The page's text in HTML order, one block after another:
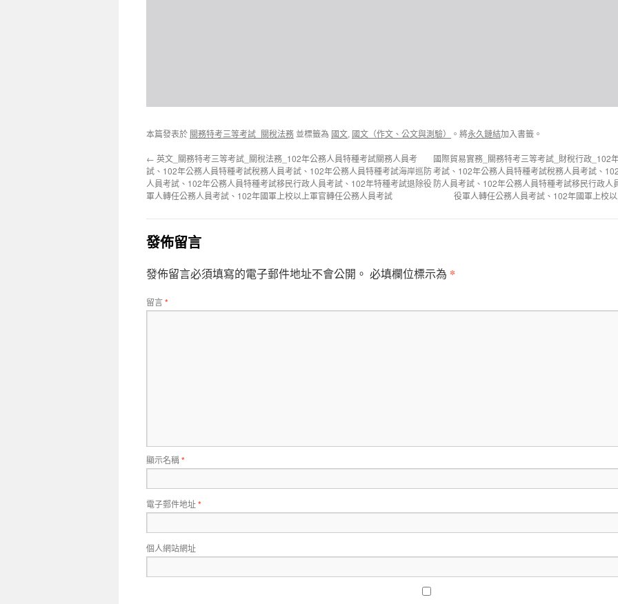
本篇發表於 關務特考三等考試_關稅法務 並標籤為 國文, 國文（作文、公文與測驗） 。將永久鏈結加入書籤。
← 英文_關務特考三等考試_關稅法務_102年公務人員特種考試關務人員考
試、102年公務人員特種考試稅務人員考試、102年公務人員特種考試海岸巡防
人員考試、102年公務人員特種考試移民行政人員考試、102年特種考試退除役
軍人轉任公務人員考試、102年國軍上校以上軍官轉任公務人員考試
國際貿易實務_關務特考三等考試_財稅行政_102
考試、102年公務人員特種考試稅務人員考試、
防人員考試、102年公務人員特種考試移民行政人
役軍人轉任公務人員考試、102年國軍上校
發佈留言
發佈留言必須填寫的電子郵件地址不會公開。 必填欄位標示為 *
留言*
顯示名稱*
電子郵件地址*
個人網站網址